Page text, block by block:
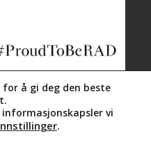
å gi deg den beste
vi
.